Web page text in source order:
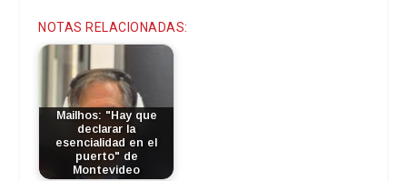
NOTAS RELACIONADAS:
Mailhos: "Hay que
declarar la
esencialidad en el
puerto" de
Montevideo